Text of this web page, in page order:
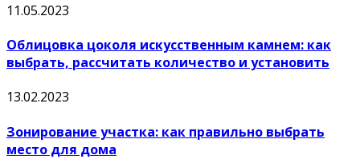
11.05.2023
Облицовка цоколя искусственным камнем: как
выбрать, рассчитать количество и установить
13.02.2023
Зонирование участка: как правильно выбрать
место для дома